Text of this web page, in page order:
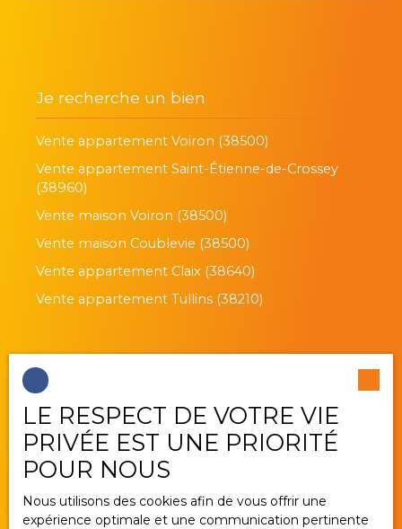
Je recherche un bien
Vente appartement Voiron (38500)
Vente appartement Saint-Étienne-de-Crossey
(38960)
Vente maison Voiron (38500)
Vente maison Coublevie (38500)
Vente appartement Claix (38640)
Vente appartement Tullins (38210)
Je suis propriétaire
Estimez votre bien
Vendre avec nous
Gestion locative
Nous contacter
LE RESPECT DE VOTRE VIE
PRIVÉE EST UNE PRIORITÉ
POUR NOUS
Nous utilisons des cookies afin de vous offrir une
expérience optimale et une communication pertinente